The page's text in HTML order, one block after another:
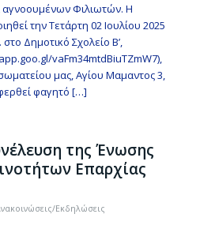
Φιλιωτών. Η
την Τετάρτη 02 Ιουλίου 2025
Δημοτικό Σχολείο Β’,
vaFm34mtdBiuTZmW7),
μας, Αγίου Μαμαντος 3,
φαγητό […]
της Ένωσης
Επαρχίας
Εκδηλώσεις